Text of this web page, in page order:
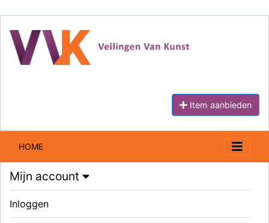
Item aanbieden
HOME
Mijn account
Inloggen